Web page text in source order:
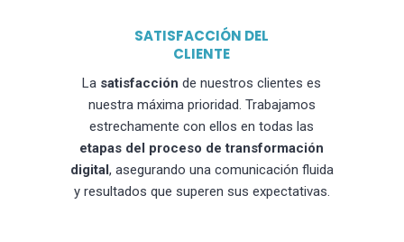
SATISFACCIÓN DEL
CLIENTE
La satisfacción de nuestros clientes es
nuestra máxima prioridad. Trabajamos
estrechamente con ellos en todas las
etapas del proceso de transformación
digital, asegurando una comunicación fluida
y resultados que superen sus expectativas.